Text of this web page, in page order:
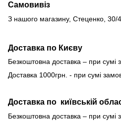
Самовивіз
З нашого магазину, Стеценко, 30/
Доставка по Києву
Безкоштовна доставка – при сумі
Доставка 1000грн. - при сумі
Доставка по київській
Безкоштовна доставка – при сумі